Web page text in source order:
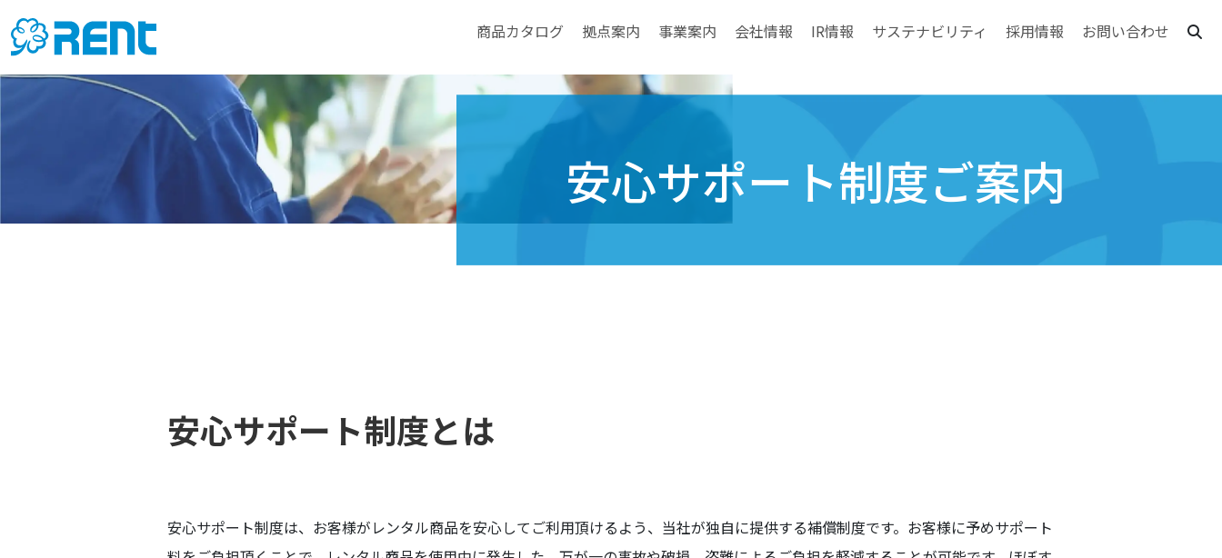
商品カタログ 拠点案内 事業案内 会社情報 IR情報 サステナビリティ 採用情報 お問い合わせ
安心サポート制度ご案内
安心サポート制度とは
安心サポート制度は、お客様がレンタル商品を安心してご利用頂けるよう、当社が独自に提供する補償制度です。お客様に予めサポート